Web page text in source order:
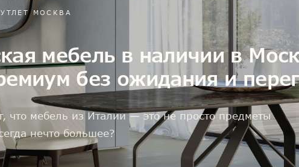
МОСКВА
мебель в наличии в
без ожидания и
что мебель из Италии — это не просто предметы
нечто большее?